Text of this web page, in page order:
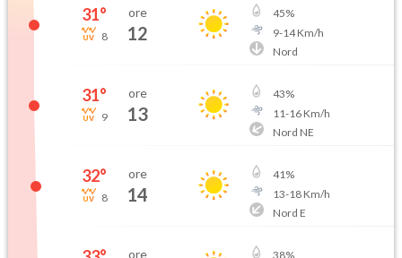
31°
8
ore
12
45%
9-14Km/h
Nord
31°
9
ore
13
43%
11-16Km/h
Nord NE
32°
8
ore
14
41%
13-18Km/h
Nord E
ore 38%